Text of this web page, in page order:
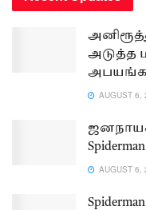
அடுத்த
AUGUST 6,
AUGUST 6,